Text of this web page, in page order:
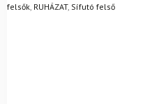
felsők RUHÁZAT, Sífutó felső